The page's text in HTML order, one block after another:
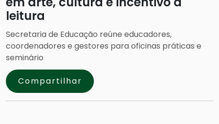
leitura
Secretaria de Educação reúne educadores,
coordenadores e gestores para oficinas práticas e
seminário
Compartilhar